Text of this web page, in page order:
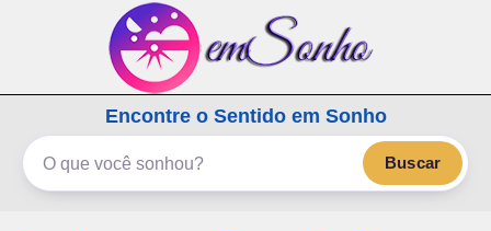
emSonho.com
Os sonhos significam mais
Encontre o Sentido em Sonho
Buscar